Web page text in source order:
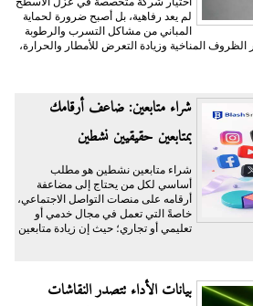
لم يعد رفاهية، بل أصبح ضرورة لحماية
المباني من مشاكل التسرب والرطوبة
الظروف المناخية وزيادة التعرض للأمطار والحرارة،
شراء متابعين: ضاعف أرقامك
بمتابعين حقيقيين نشطين
شراء متابعين نشطين هو مطلب
أساسي لكل من يحتاج إلى مضاعفة
أرقامه على منصات التواصل الاجتماعي،
خاصةً التي تعمل في مجال خدمي أو
تعليمي أو تجاري؛ حيث إن زيادة متابعين
بيانات الأداء تتصدر النقاشات